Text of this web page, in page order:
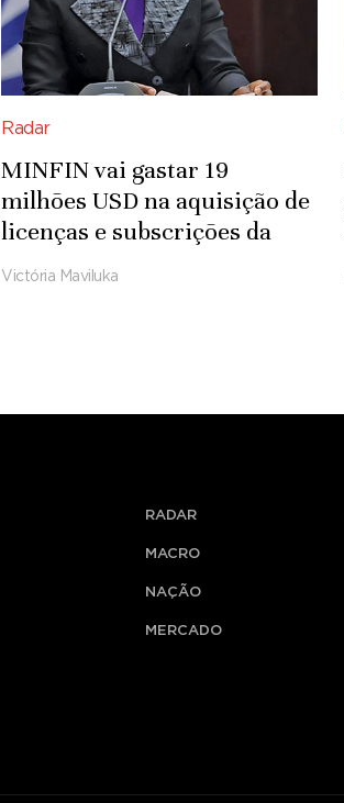
Radar
MINFIN vai gastar 19
milhões USD na aquisição de
licenças e subscrições da
Microsoft
Victória Maviluka
RADAR
MACRO
NAÇÃO
MERCADO